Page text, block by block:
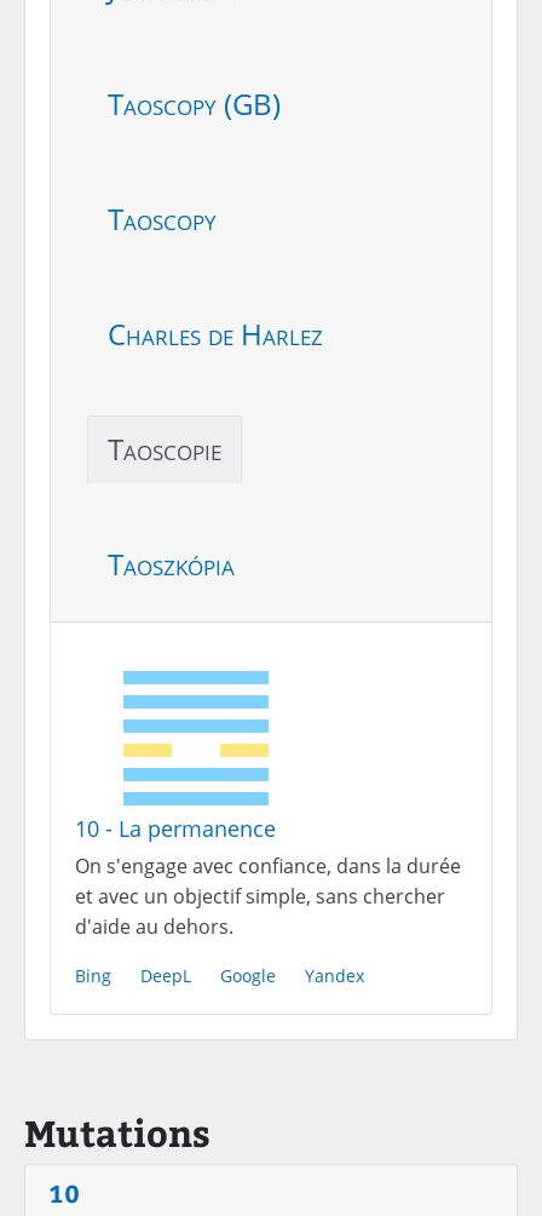
Taoscopy (GB)
Taoscopy
Charles de Harlez
Taoscopie
Taoszkópia
10 - La permanence
On s'engage avec confiance, dans la durée
et avec un objectif simple, sans chercher
d'aide au dehors.
Bing DeepL Google Yandex
Mutations
10